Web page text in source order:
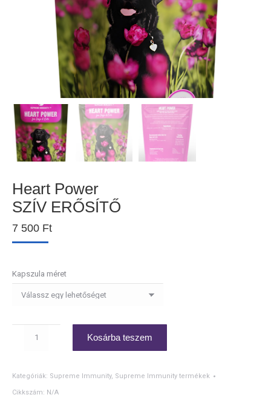
Heart Power
SZÍV ERŐSÍTŐ
7 500 Ft
Kapszula méret
Kosárba teszem
Kategóriák: Supreme Immunity, Supreme Immunity termékek
Cikkszám: N/A